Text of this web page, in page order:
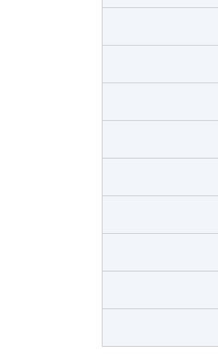
検見川町
こてはし台
こてはし台
こてはし台
こてはし台
こてはし台